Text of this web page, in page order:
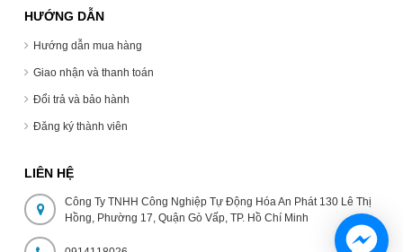
HƯỚNG DẪN
Hướng dẫn mua hàng
Giao nhận và thanh toán
Đổi trả và bảo hành
Đăng ký thành viên
LIÊN HỆ
Công Ty TNHH Công Nghiệp Tự Động Hóa An Phát 130 Lê Thị
Hồng, Phường 17, Quận Gò Vấp, TP. Hồ Chí Minh